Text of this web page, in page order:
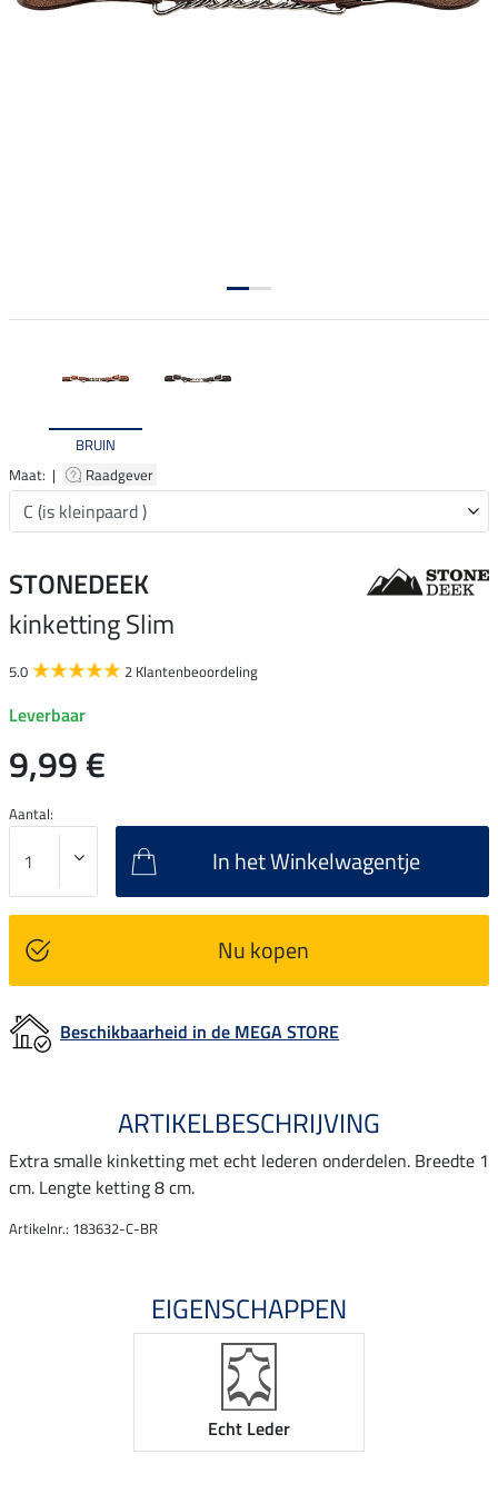
BRUIN
Maat: |
Raadgever
STONEDEEK
kinketting Slim
5.0 2 Klantenbeoordeling
Leverbaar
9,99 €
Aantal:
In het Winkelwagentje
Nu kopen
Beschikbaarheid in de MEGA STORE
ARTIKELBESCHRIJVING
Extra smalle kinketting met echt lederen onderdelen. Breedte 1
cm. Lengte ketting 8 cm.
Artikelnr.: 183632-C-BR
EIGENSCHAPPEN
Echt Leder